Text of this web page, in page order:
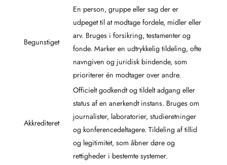
Begunstiget
En person, gruppe eller sag der er
udpeget til at modtage fordele, midler eller
arv. Bruges i forsikring, testamenter og
fonde. Marker en udtrykkelig tildeling, ofte
navngiven og juridisk bindende, som
prioriterer én modtager over andre.
Akkrediteret
Officielt godkendt og tildelt adgang eller
status af en anerkendt instans. Bruges om
journalister, laboratorier, studieretninger
og konferencedeltagere. Tildeling af tillid
og legitimitet, som åbner døre og
rettigheder i bestemte systemer.